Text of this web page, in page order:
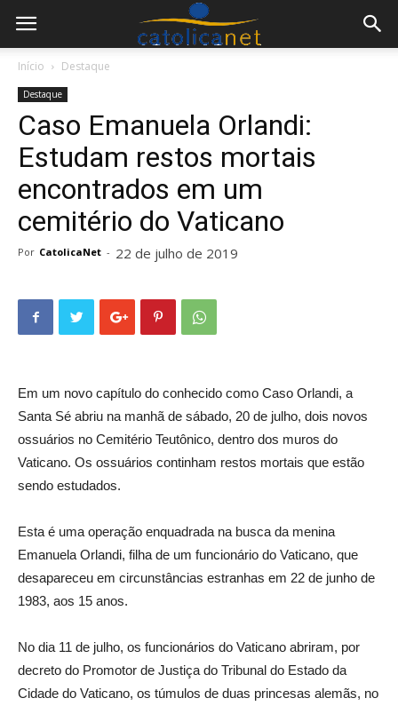
Início Destaque
Destaque
Caso Emanuela Orlandi:
Estudam restos mortais
encontrados em um
cemitério do Vaticano
Por CatolicaNet - 22 de julho de 2019
Em um novo capítulo do conhecido como Caso Orlandi, a
Santa Sé abriu na manhã de sábado, 20 de julho, dois novos
ossuários no Cemitério Teutônico, dentro dos muros do
Vaticano. Os ossuários continham restos mortais que estão
sendo estudados.
Esta é uma operação enquadrada na busca da menina
Emanuela Orlandi, filha de um funcionário do Vaticano, que
desapareceu em circunstâncias estranhas em 22 de junho de
1983, aos 15 anos.
No dia 11 de julho, os funcionários do Vaticano abriram, por
decreto do Promotor de Justiça do Tribunal do Estado da
Cidade do Vaticano, os túmulos de duas princesas alemãs, no